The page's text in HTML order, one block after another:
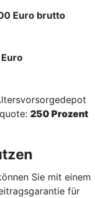
Euro brutto
250 Prozent
Sie mit einem
für